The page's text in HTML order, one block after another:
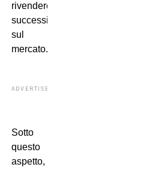
rivendere,
successivamente,
sul
mercato.
ADVERTISEMENT
Sotto
questo
aspetto,